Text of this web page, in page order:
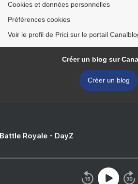
Cookies et données personnelles
Préférences cookies
Voir le profil de Prici sur le portail
Créer un blog sur
Créer un blog
Royale - DayZ